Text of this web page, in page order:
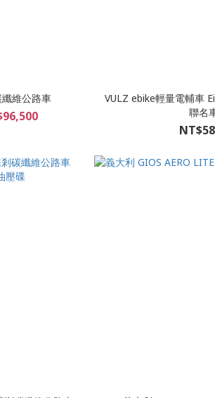
纖維公路車
VULZ ebike輕量電輔車
聯名